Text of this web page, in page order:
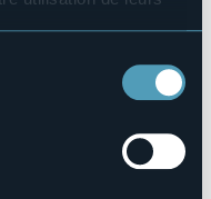
cliquez ici